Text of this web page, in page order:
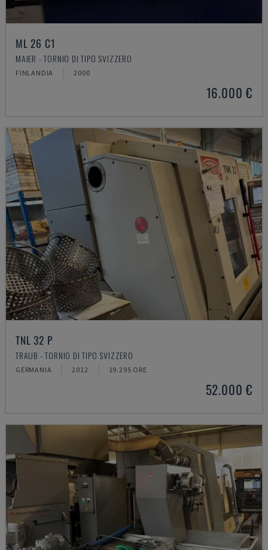
ML 26 C1
MAIER - TORNIO DI TIPO SVIZZERO
FINLANDIA 2000
16.000 €
TNL 32 P
TRAUB - TORNIO DI TIPO SVIZZERO
GERMANIA 2012 19.295 ORE
52.000 €